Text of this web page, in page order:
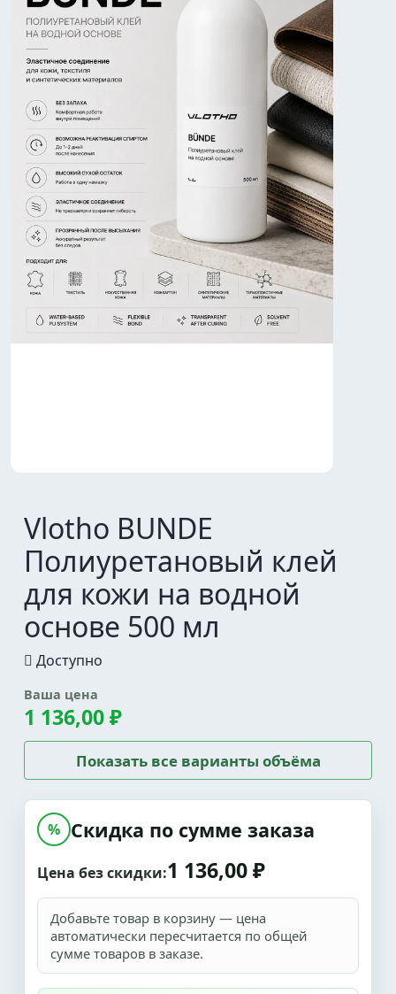
Vlotho BUNDE
Полиуретановый клей
для кожи на водной
основе 500 мл
Доступно
Ваша цена
1 136,00 ₽
Показать все варианты объёма
% Скидка по сумме заказа
Цена без скидки:1 136,00 ₽
Добавьте товар в корзину — цена
автоматически пересчитается по общей
сумме товаров в заказе.